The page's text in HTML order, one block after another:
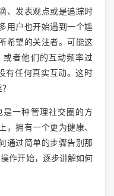
、发表观点或是追踪时
用户也开始遇到一个尴
希望的关注者。可能这
者他们的互动频率过
有任何真实互动。这时
一种管理社交圈的方
，拥有一个更为健康、
通过简单的步骤告别那
作开始，逐步讲解如何